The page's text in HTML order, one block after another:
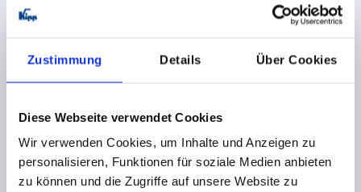
Zustimmung Details Über Cookies
Diese Webseite verwendet Cookies
Wir verwenden Cookies, um Inhalte und Anzeigen zu
personalisieren, Funktionen für soziale Medien anbieten
zu können und die Zugriffe auf unsere Website zu
22,47 CHF
DETAILS
K0425 C